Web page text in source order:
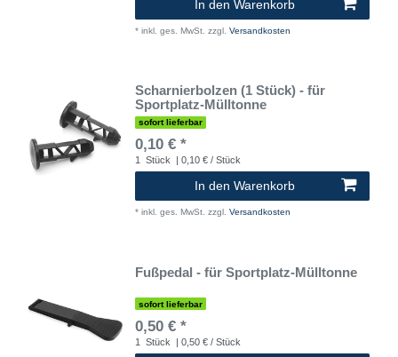
In den Warenkorb
* inkl. ges. MwSt. zzgl. Versandkosten
Scharnierbolzen (1 Stück) - für
Sportplatz-Mülltonne
sofort lieferbar
0,10 € *
1 Stück | 0,10 € / Stück
In den Warenkorb
* inkl. ges. MwSt. zzgl. Versandkosten
Fußpedal - für Sportplatz-Mülltonne
sofort lieferbar
0,50 € *
1 Stück | 0,50 € / Stück